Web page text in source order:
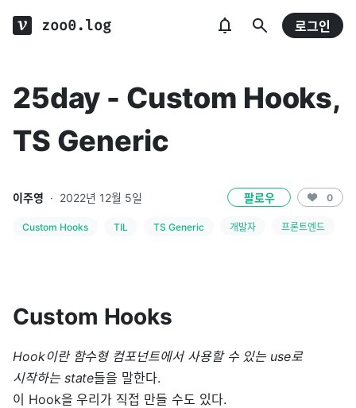
zoo0.log 로그인
25day - Custom Hooks,
TS Generic
이주영 · 2022년 12월 5일 팔로우 0
Custom Hooks TIL TS Generic 개발자 프론트엔드
Custom Hooks
Hook이란 함수형 컴포넌트에서 사용할 수 있는 use로
시작하는 state들을 말한다.
이 Hook을 우리가 직접 만들 수도 있다.